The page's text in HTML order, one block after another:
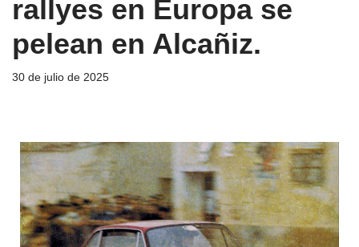
rallyes en Europa se
pelean en Alcañiz.
30 de julio de 2025